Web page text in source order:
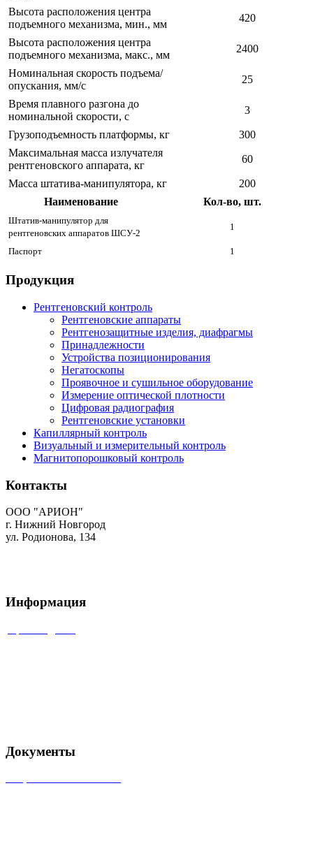
Высота расположения центра
подъемного механизма, мин., мм
420
Высота расположения центра
подъемного механизма, макс., мм
2400
Номинальная скорость подъема/
опускания, мм/с
25
Время плавного разгона до
номинальной скорости, с
3
Грузоподъемность платформы, кг
300
Максимальная масса излучателя
рентгеновского аппарата, кг
60
Масса штатива-манипулятора, кг
200
Наименование
Кол-во, шт.
Штатив-манипулятор для
рентгеновских аппаратов ШСУ-2
1
Паспорт 1
Продукция
Рентгеновский контроль
Рентгеновские аппараты
Рентгенозащитные изделия, диафрагмы
Принадлежности
Устройства позиционирования
Негатоскопы
Проявочное и сушильное оборудование
Измерение оптической плотности
Цифровая радиография
Рентгеновские установки
Капиллярный контроль
Визуальный и измерительный контроль
Магнитопорошковый контроль
Контакты
ООО "АРИОН"
г. Нижний Новгород
ул. Родионова, 134
Информация
Документы